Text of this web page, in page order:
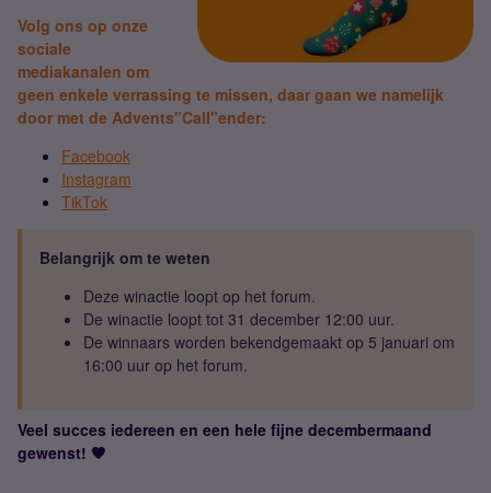
Volg ons op onze
sociale
mediakanalen om
geen enkele verrassing te missen, daar gaan we namelijk
door met de Advents'’Call'’ender:
Facebook
Instagram
TikTok
Belangrijk om te weten
Deze winactie loopt op het forum.
De winactie loopt tot 31 december 12:00 uur.
De winnaars worden bekendgemaakt op 5 januari om
16:00 uur op het forum.
Veel succes iedereen en een hele fijne decembermaand
gewenst! 🧡